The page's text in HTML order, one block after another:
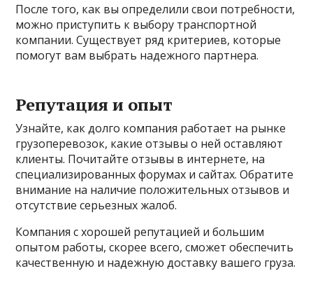
После того, как вы определили свои потребности,
можно приступить к выбору транспортной
компании. Существует ряд критериев, которые
помогут вам выбрать надежного партнера.
Репутация и опыт
Узнайте, как долго компания работает на рынке
грузоперевозок, какие отзывы о ней оставляют
клиенты. Почитайте отзывы в интернете, на
специализированных форумах и сайтах. Обратите
внимание на наличие положительных отзывов и
отсутствие серьезных жалоб.
Компания с хорошей репутацией и большим
опытом работы, скорее всего, сможет обеспечить
качественную и надежную доставку вашего груза.